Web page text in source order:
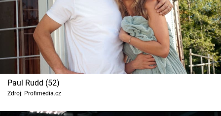
Paul Rudd (52)
Zdroj: Profimedia.cz